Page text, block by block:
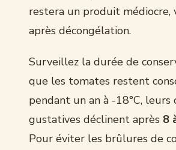
restera un produit médiocre,
après décongélation.
Surveillez la durée de
que les tomates restent
pendant un an à -18°C, leurs
gustatives déclinent après 8
Pour éviter les brûlures de